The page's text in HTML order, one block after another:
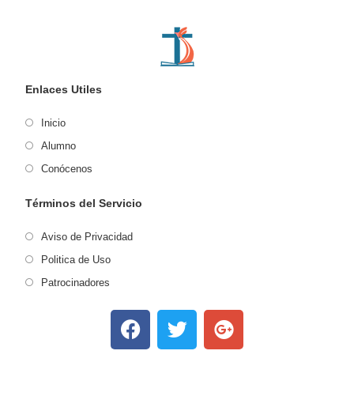
Enlaces Utiles
Inicio
Alumno
Conócenos
Términos del Servicio
Aviso de Privacidad
Politica de Uso
Patrocinadores